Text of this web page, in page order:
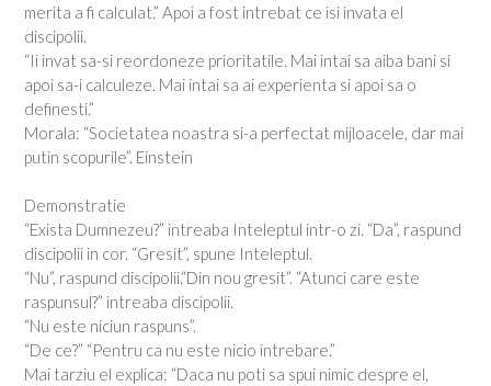
merita a fi calculat.” Apoi a fost intrebat ce isi invata el
discipolii.
“Ii invat sa-si reordoneze prioritatile. Mai intai sa aiba bani si
apoi sa-i calculeze. Mai intai sa ai experienta si apoi sa o
definesti.”
Morala: “Societatea noastra si-a perfectat mijloacele, dar mai
putin scopurile”. Einstein
Demonstratie
“Exista Dumnezeu?” intreaba Inteleptul intr-o zi. “Da”, raspund
discipolii in cor. “Gresit”, spune Inteleptul.
“Nu”, raspund discipolii.“Din nou gresit”. “Atunci care este
raspunsul?” intreaba discipolii.
“Nu este niciun raspuns”.
“De ce?” “Pentru ca nu este nicio intrebare.”
Mai tarziu el explica: “Daca nu poti sa spui nimic despre el,